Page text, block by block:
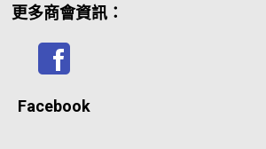
更多商會資訊：
Facebook